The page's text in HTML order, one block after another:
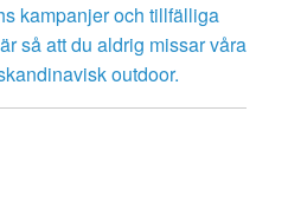
kampanjer och tillfälliga
så att du aldrig missar våra
outdoor.